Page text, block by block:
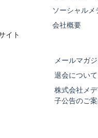
イト
ソーシャルメ
会社概要
メールマガ
退会について
株式会社メ
子公告のご